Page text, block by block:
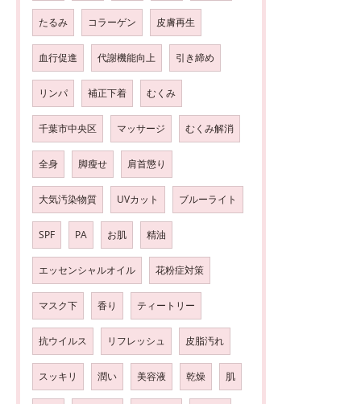
たるみ コラーゲン 皮膚再生
血行促進 代謝機能向上 引き締め
リンパ 補正下着 むくみ
千葉市中央区 マッサージ むくみ解消
全身 脚瘦せ 肩首懲り
大気汚染物質 UVカット ブルーライト
SPF PA お肌 精油
エッセンシャルオイル 花粉症対策
マスク下 香り ティートリー
抗ウイルス リフレッシュ 皮脂汚れ
スッキリ 潤い 美容液 乾燥 肌